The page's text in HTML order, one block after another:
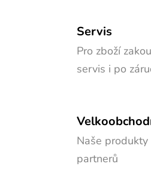
Servis
Pro zboží
servis i po
Naše
partnerů